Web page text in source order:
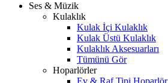
Ses & Müzik
Kulaklık
Kulak İçi Kulaklık
Kulak Üstü Kulaklık
Kulaklık Aksesuarları
Tümünü Gör
Hoparlörler
Ev & Raf Tipi Hoparlör